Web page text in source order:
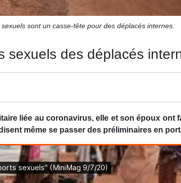
sont un casse-tête pour des déplacés internes.
sexuels des déplacés
liée au coronavirus, elle et son époux ont
même se passer des préliminaires en